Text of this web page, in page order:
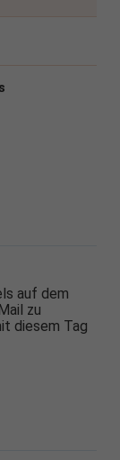
auf dem
zu
diesem Tag